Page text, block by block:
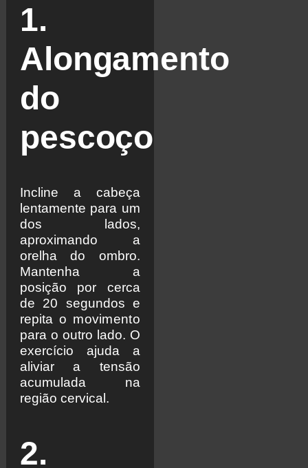
1.
Alongamento
do
pescoço
Incline a cabeça
lentamente para um
dos lados,
aproximando a
orelha do ombro.
Mantenha a
posição por cerca
de 20 segundos e
repita o movimento
para o outro lado. O
exercício ajuda a
aliviar a tensão
acumulada na
região cervical.
2.